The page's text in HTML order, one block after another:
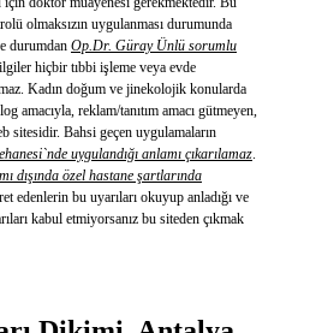
olmaksızın uygulanması durumunda
durumdan Op.Dr. Güray Ünlü sorumlu
hiçbir tıbbi işleme veya evde
Kadın doğum ve jinekolojik konularda
amacıyla, reklam/tanıtım amacı gütmeyen,
sitesidir. Bahsi geçen uygulamaların
uygulandığı anlamı çıkarılamaz.
dışında özel hastane şartlarında
edenlerin bu uyarıları okuyup anladığı ve
kabul etmiyorsanız bu siteden çıkmak